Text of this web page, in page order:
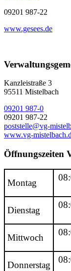
09201 987-22
www.gesees.de
Kanzleistraße 3
95511 Mistelbach
09201 987-0
09201 987-22
poststelle@vg-
www.vg-
Öffnungszeiten
Montag
Dienstag
Mittwoch
Donnerstag